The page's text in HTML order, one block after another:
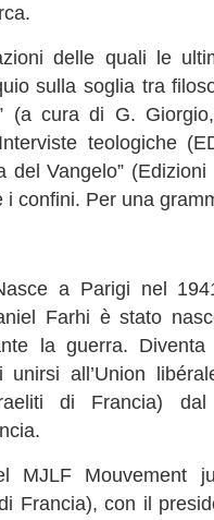
delle quali le
sulla soglia tra
(a cura di G.
teologiche
del Vangelo”
confini. Per una
a Parigi nel
Farhi è stato
la guerra.
unirsi all’Union
di Francia)
MJLF Mouvement
Francia), con il